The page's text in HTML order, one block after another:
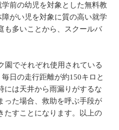
前の幼児を対象とした無料教
がい児を対象に質の高い就学
も多いことから、スクールバ
園でそれぞれ使用されている
日の走行距離が約150キロと
には天井から雨漏りがするな
った場合、救助を呼ぶ手段が
たすことになります。以上の